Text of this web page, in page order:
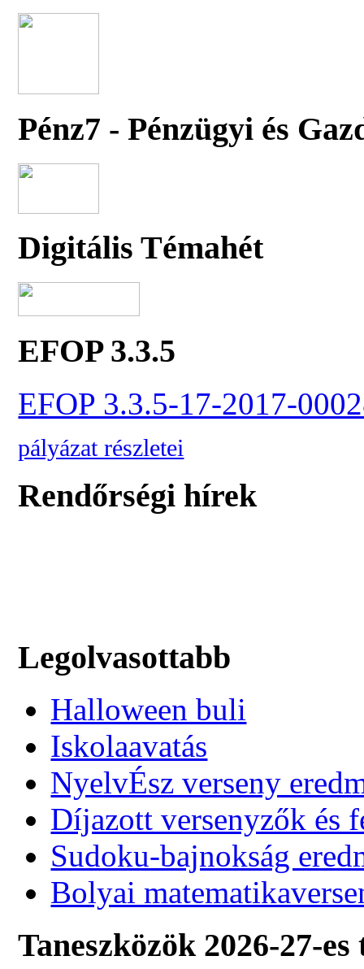
Pénz7 - Pénzügyi és
Digitális Témahét
EFOP 3.3.5
EFOP 3.3.5-17-2017-
pályázat részletei
Rendőrségi hírek
Legolvasottabb
Halloween buli
Iskolaavatás
NyelvÉsz verseny
Díjazott versenyzők és
Sudoku-bajnokság
Bolyai
Taneszközök 2026-27-es